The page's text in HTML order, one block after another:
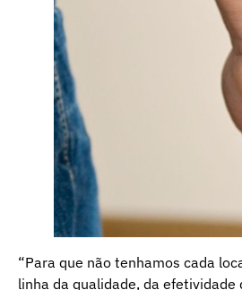
“Para que não tenhamos cada
linha da qualidade, da